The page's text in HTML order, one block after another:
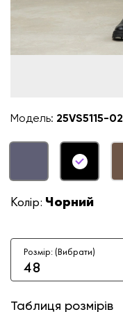
Модель: 25VS5115-02
Колір: Чорний
Розмір: (Вибрати)
48
Таблиця розмірів